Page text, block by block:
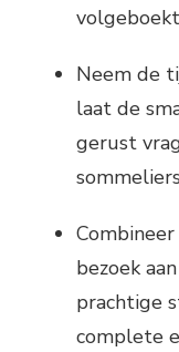
Neem de
laat de
gerust
bezoek
prachtige
complete